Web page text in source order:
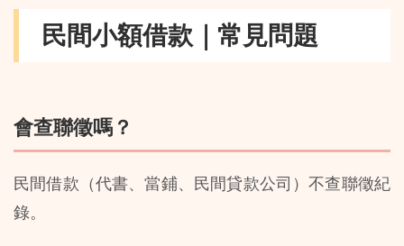
民間小額借款｜常見問題
會查聯徵嗎？
民間借款（代書、當鋪、民間貸款公司）不查聯徵紀
錄。